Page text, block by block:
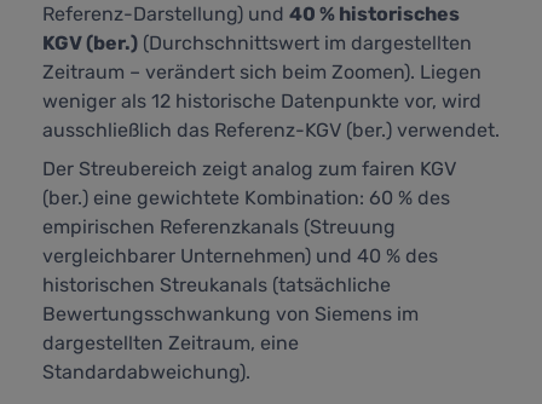
Referenz-Darstellung) und 40 % historisches
KGV (ber.) (Durchschnittswert im dargestellten
Zeitraum – verändert sich beim Zoomen). Liegen
weniger als 12 historische Datenpunkte vor, wird
ausschließlich das Referenz-KGV (ber.) verwendet.
Der Streubereich zeigt analog zum fairen KGV
(ber.) eine gewichtete Kombination: 60 % des
empirischen Referenzkanals (Streuung
vergleichbarer Unternehmen) und 40 % des
historischen Streukanals (tatsächliche
Bewertungsschwankung von Siemens im
dargestellten Zeitraum, eine
Standardabweichung).